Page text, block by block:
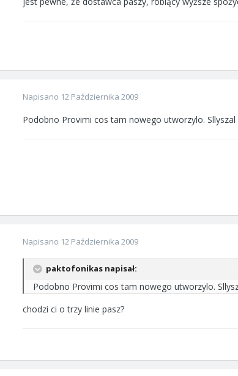
Napisano 12 Października 2009
Podobno Provimi cos tam nowego utworzylo. Sllyszal
Napisano 12 Października 2009
paktofonikas napisał:
Podobno Provimi cos tam nowego utworzylo.
chodzi ci o trzy linie pasz?